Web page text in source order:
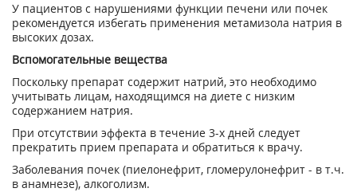
У пациентов с нарушениями функции печени или почек
рекомендуется избегать применения метамизола натрия в
высоких дозах.
Вспомогательные вещества
Поскольку препарат содержит натрий, это необходимо
учитывать лицам, находящимся на диете с низким
содержанием натрия.
При отсутствии эффекта в течение 3-х дней следует
прекратить прием препарата и обратиться к врачу.
Заболевания почек (пиелонефрит, гломерулонефрит - в т.ч.
в анамнезе), алкоголизм.